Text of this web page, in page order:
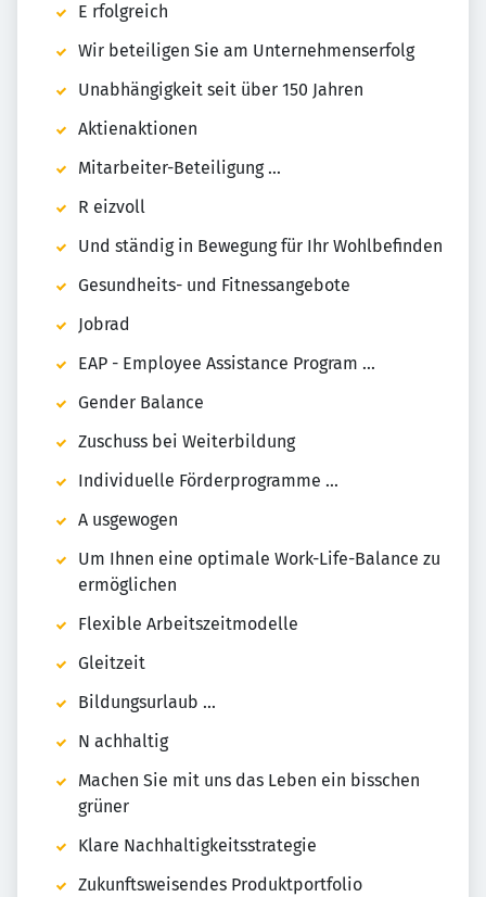
E rfolgreich
Wir beteiligen Sie am Unternehmenserfolg
Unabhängigkeit seit über 150 Jahren
Aktienaktionen
Mitarbeiter-Beteiligung ...
R eizvoll
Und ständig in Bewegung für Ihr Wohlbefinden
Gesundheits- und Fitnessangebote
Jobrad
EAP - Employee Assistance Program ...
Gender Balance
Zuschuss bei Weiterbildung
Individuelle Förderprogramme ...
A usgewogen
Um Ihnen eine optimale Work-Life-Balance zu
ermöglichen
Flexible Arbeitszeitmodelle
Gleitzeit
Bildungsurlaub ...
N achhaltig
Machen Sie mit uns das Leben ein bisschen
grüner
Klare Nachhaltigkeitsstrategie
Zukunftsweisendes Produktportfolio